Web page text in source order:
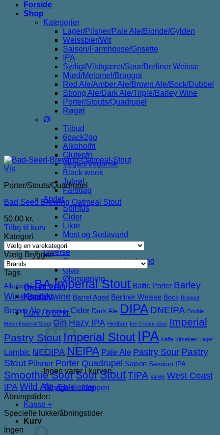
Forside
Shop
Kategorier
Lager/Pilsner/Pale Ale/Blonde/Gylden
Weissbier/Wit
Saison/Farmhouse/Grisette
IPA
Syrligt/Vildtgæret/Sour/Berliner Weisse
Mjød/Melomel/Braggot
Red Ale/Amber Ale/Brown Ale/Bock/Dubbel
Strong Ale/Dark Ale/Triple/Barley Wine
Porter/Stouts/Quadrupel
Røgøl
Øl
Tilbud
6pack2go
Alkoholfri
Glutenfri
Vegan/Vegansk
Black week
Juleøl
Farsdag
Andet
Spiritus
Cider
Likør
Most og Sodavand
Chips
Diverse
Gaveæsker og indpakning
Glas
Ølsmagning
Om ØL2GO
Kontakt
Kurv /0,00kr.
Ingen varer i kurven.
Tilbage til shoppen
Kasse +
Kurv
Vis
Porter/Stouts/Quadrupel
Bad Seed Brewing Oatmeal Stout
50,00 kr.
Tilføj til kurv
Kategori
Vælg Bryggeri
Tags
Alkoholfri BA Imperial Stout Baltic Porter Barley
Wine Barleywine Barrel Aged Berliner Weisse Bock Braggot
Brown Ale Chokolade Cider Dark Ale DIPA DNEIPA Double
Mash Imperial Stout Gin Hazy IPA Hindbær Ice Cream Sour Imperial
Pastry Stout Imperial Stout IPA Kaffe Kirsebær Lager
Lambic NEDIPA NEIPA Pale Ale Pastry Sour Pastry
Stout Pilsner Porter Quadrupel Saison Session IPA
Smoothie SourSourStoutTIPA Vanilje West Coast
IPAWild Ale Æble cider
Åbningstider:
Specielle lukke/åbningstider
Ingen